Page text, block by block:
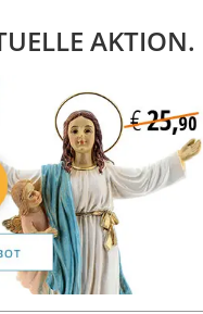
AKTION.